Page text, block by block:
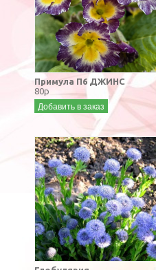
Примула П6 ДЖИНС
80р
Добавить в заказ